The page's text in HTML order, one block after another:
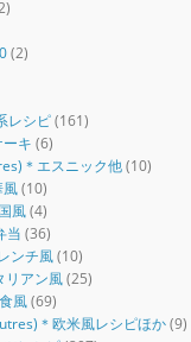
(2)
レシピ(161)
キ (6)
＊エスニック他(10)
(10)
風(4)
当 (36)
ンチ風(10)
アン風(25)
風(69)
＊欧米風レシピほか(9)